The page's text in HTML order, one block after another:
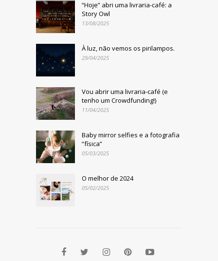
“Hoje” abri uma livraria-café: a
Story Owl
13/08/2025
À luz, não vemos os pirilampos.
29/04/2025
Vou abrir uma livraria-café (e
tenho um Crowdfunding!)
11/04/2025
Baby mirror selfies e a fotografia
“física”
05/03/2025
O melhor de 2024
05/02/2025